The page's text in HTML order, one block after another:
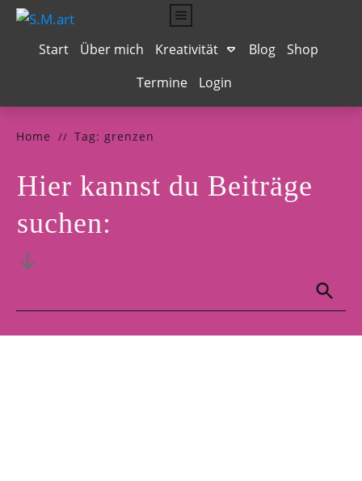
Start Über mich Kreativität Blog
Shop
Termine
Login
Home // Tag: grenzen
Hier kannst du Beiträge
suchen: